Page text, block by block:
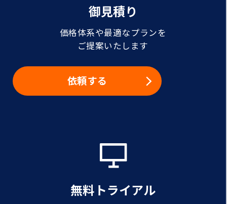
御見積り
価格体系や最適なプランを
ご提案いたします
依頼する
無料トライアル